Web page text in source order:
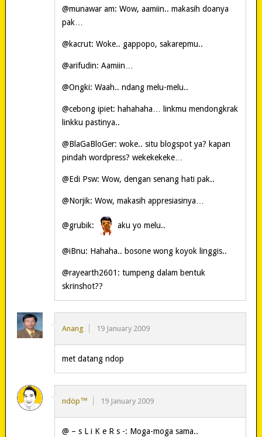
@munawar am: Wow, aamiin.. makasih doanya
pak…
@kacrut: Woke.. gappopo, sakarepmu..
@arifudin: Aamiin…
@Ongki: Waah.. ndang melu-melu..
@cebong ipiet: hahahaha… linkmu mendongkrak
linkku pastinya..
@BlaGaBloGer: woke.. situ blogspot ya? kapan
pindah wordpress? wekekekeke…
@Edi Psw: Wow, dengan senang hati pak..
@Norjik: Wow, makasih appresiasinya…
@grubik: aku yo melu..
@iBnu: Hahaha.. bosone wong koyok linggis..
@rayearth2601: tumpeng dalam bentuk
skrinshot??
Anang 19 January 2009
met datang ndop
ndöp™ 19 January 2009
@ – s L i K e R s -: Moga-moga sama..